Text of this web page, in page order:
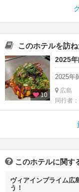
このホテルを訪ね
10
2025
2025年
広島
同行者
このホテルに関す
ヴィアインプライム広
う！